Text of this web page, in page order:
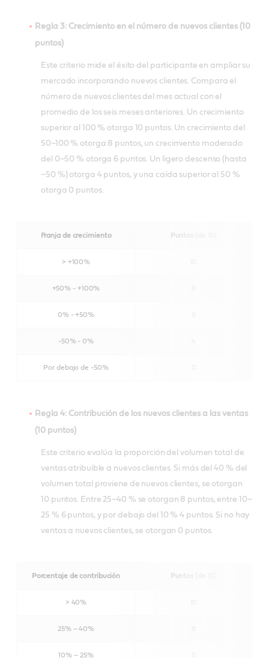
Regla 3: Crecimiento en el número de nuevos clientes (10
puntos)
Este criterio mide el éxito del participante en ampliar su
mercado incorporando nuevos clientes. Compara el
número de nuevos clientes del mes actual con el
promedio de los seis meses anteriores. Un crecimiento
superior al 100 % otorga 10 puntos. Un crecimiento del
50–100 % otorga 8 puntos, un crecimiento moderado
del 0–50 % otorga 6 puntos. Un ligero descenso (hasta
–50 %) otorga 4 puntos, y una caída superior al 50 %
otorga 0 puntos.
Franja de crecimiento Puntos (de 10
> +100%
+50% - +100%
0% - +50%
-50% - 0%
Por debajo de -50%
Regla 4: Contribución de los nuevos clientes a las ventas
(10 puntos)
Este criterio evalúa la proporción del volumen total de
ventas atribuible a nuevos clientes. Si más del 40 % del
volumen total proviene de nuevos clientes, se otorgan
10 puntos. Entre 25–40 % se otorgan 8 puntos, entre 10–
25 % 6 puntos, y por debajo del 10 % 4 puntos. Si no hay
ventas a nuevos clientes, se otorgan 0 puntos.
Porcentaje de contribución Puntos (de 10)
> 40%
25% – 40%
10% – 25%